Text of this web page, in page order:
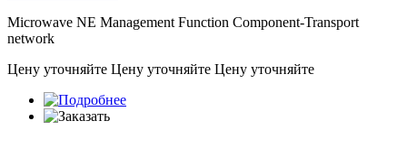
Microwave NE Management Function Component-Transport
network
Цену уточняйте Цену уточняйте Цену уточняйте